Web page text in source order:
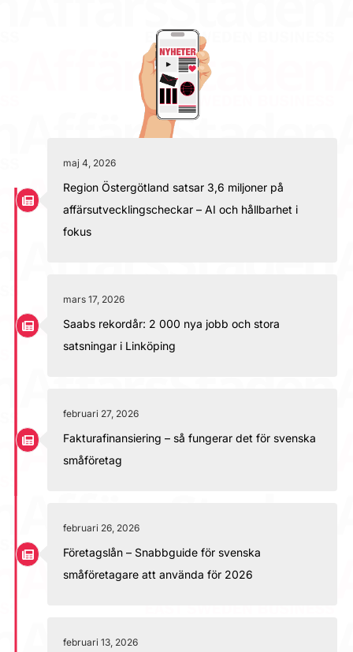
maj 4, 2026
Region Östergötland satsar 3,6 miljoner på
affärsutvecklingscheckar – AI och hållbarhet i
fokus
mars 17, 2026
Saabs rekordår: 2 000 nya jobb och stora
satsningar i Linköping
februari 27, 2026
Fakturafinansiering – så fungerar det för svenska
småföretag
februari 26, 2026
Företagslån – Snabbguide för svenska
småföretagare att använda för 2026
februari 13, 2026